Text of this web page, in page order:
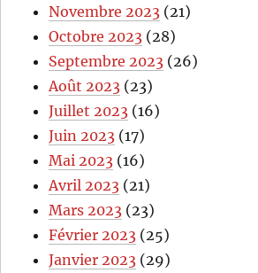
Novembre 2023 (21)
Octobre 2023 (28)
Septembre 2023 (26)
Août 2023 (23)
Juillet 2023 (16)
Juin 2023 (17)
Mai 2023 (16)
Avril 2023 (21)
Mars 2023 (23)
Février 2023 (25)
Janvier 2023 (29)